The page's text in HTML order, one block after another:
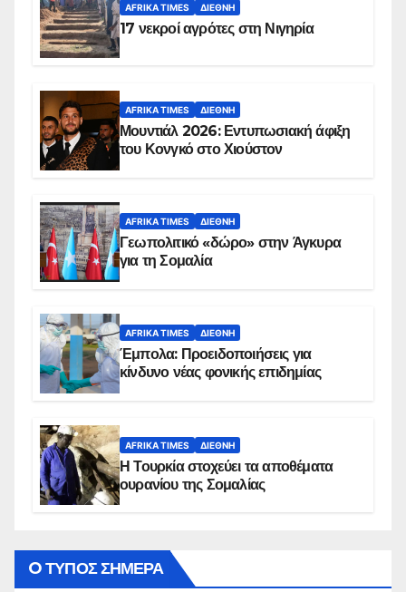
AFRIKA TIMES ΔΙΕΘΝΉ
17 νεκροί αγρότες στη Νιγηρία
AFRIKA TIMES ΔΙΕΘΝΉ
Μουντιάλ 2026: Εντυπωσιακή άφιξη
του Κονγκό στο Χιούστον
AFRIKA TIMES ΔΙΕΘΝΉ
Γεωπολιτικό «δώρο» στην Άγκυρα
για τη Σομαλία
AFRIKA TIMES ΔΙΕΘΝΉ
Έμπολα: Προειδοποιήσεις για
κίνδυνο νέας φονικής επιδημίας
AFRIKA TIMES ΔΙΕΘΝΉ
Η Τουρκία στοχεύει τα αποθέματα
ουρανίου της Σομαλίας
O ΤΥΠΟΣ ΣΗΜΕΡΑ